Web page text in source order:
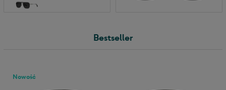
Bestseller
Nowość